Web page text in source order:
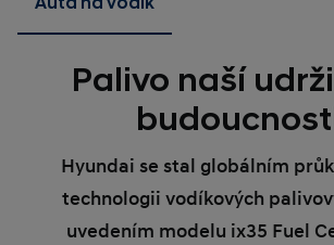
Palivo naší
Hyundai se stal globálním
technologii vodíkových
uvedením modelu ix35 Fuel